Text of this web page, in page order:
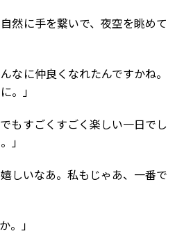
然に手を繋いで、夜空を眺めて
なに仲良くなれたんですかね。
。」
もすごくすごく楽しい一日でし
」
しいなあ。私もじゃあ、一番で
。」